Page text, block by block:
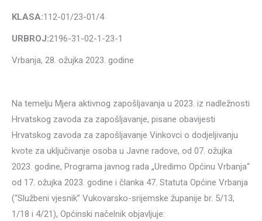
KLASA:112-01/23-01/4
URBROJ:2196-31-02-1-23-1
Vrbanja, 28. ožujka 2023. godine
Na temelju Mjera aktivnog zapošljavanja u 2023. iz nadležnosti
Hrvatskog zavoda za zapošljavanje, pisane obavijesti
Hrvatskog zavoda za zapošljavanje Vinkovci o dodjeljivanju
kvote za uključivanje osoba u Javne radove, od 07. ožujka
2023. godine, Programa javnog rada „Uredimo Općinu Vrbanja“
od 17. ožujka 2023. godine i članka 47. Statuta Općine Vrbanja
(“Službeni vjesnik” Vukovarsko-srijemske županije br. 5/13,
1/18 i 4/21), Općinski načelnik objavljuje: